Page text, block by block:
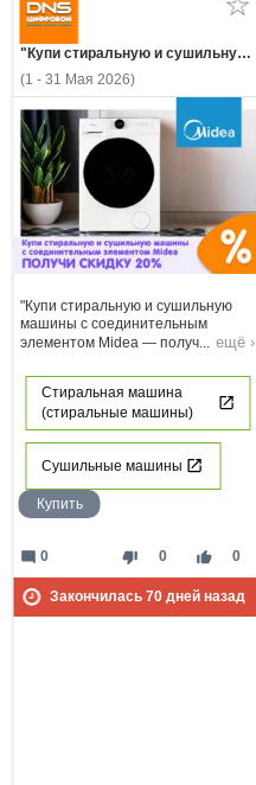
"Купи стиральную и сушильную машины с соединительным элементом Midea — получи скидку 20%!"
(1 - 31 Мая 2026)
"Купи стиральную и сушильную
машины с соединительным
элементом Midea — получ... ещё ›
Стиральная машина
(стиральные машины)
Сушильные машины
Купить
thumb_down 0 thumb_up 0
mode_comment 0
Закончилась 70дней назад